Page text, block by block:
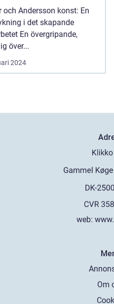
och Andersson konst: En
i det skapande
över...
2024
web:
Om